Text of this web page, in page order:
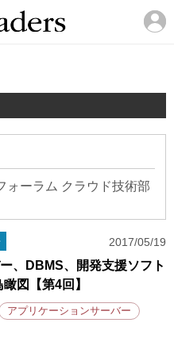
ォーラム クラウド技術部
2017/05/19
、DBMS、開発支援ソフト
図【第4回】
アプリケーションサーバー